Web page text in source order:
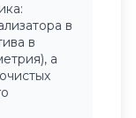
в
в
а